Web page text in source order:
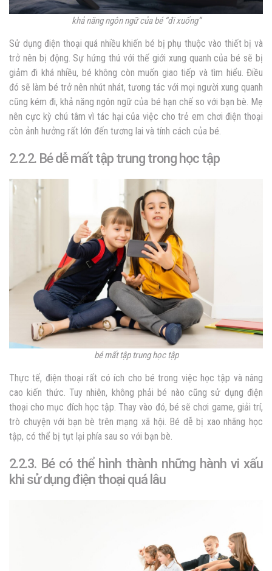
khả năng ngôn ngữ của bé “đi xuống”
Sử dụng điện thoại quá nhiều khiến bé bị phụ thuộc vào thiết bị và
trở nên bị động. Sự hứng thú với thế giới xung quanh của bé sẽ bị
giảm đi khá nhiều, bé không còn muốn giao tiếp và tìm hiểu. Điều
đó sẽ làm bé trở nên nhút nhát, tương tác với mọi người xung quanh
cũng kém đi, khả năng ngôn ngữ của bé hạn chế so với bạn bè. Mẹ
nên cực kỳ chú tâm vì tác hại của việc cho trẻ em chơi điện thoại
còn ảnh hưởng rất lớn đến tương lai và tính cách của bé.
2.2.2. Bé dễ mất tập trung trong học tập
bé mất tập trung học tập
Thực tế, điện thoại rất có ích cho bé trong việc học tập và nâng
cao kiến thức. Tuy nhiên, không phải bé nào cũng sử dụng điện
thoại cho mục đích học tập. Thay vào đó, bé sẽ chơi game, giải trí,
trò chuyện với bạn bè trên mạng xã hội. Bé dễ bị xao nhãng học
tập, có thể bị tụt lại phía sau so với bạn bè.
2.2.3. Bé có thể hình thành những hành vi xấu
khi sử dụng điện thoại quá lâu